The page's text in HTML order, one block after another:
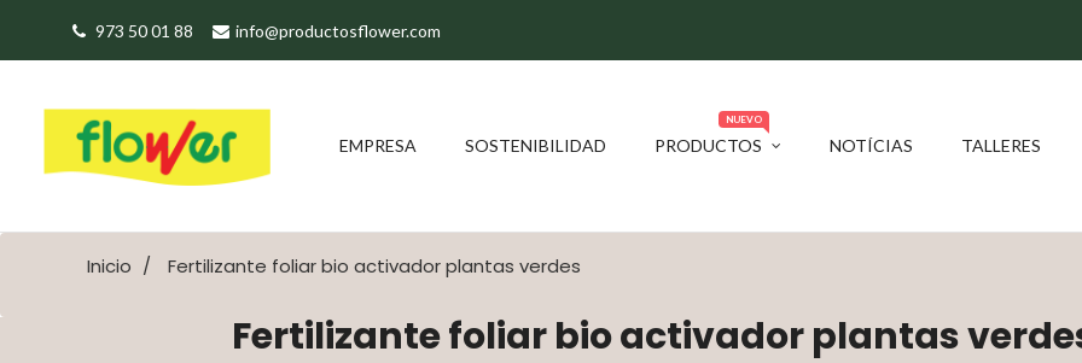
973 50 01 88 info@productosflower.com
EMPRESA SOSTENIBILIDAD PRODUCTOS
NUEVO
NOTÍCIAS TALLERES
Inicio Fertilizante foliar bio activador plantas verdes
Fertilizante foliar bio activador plantas